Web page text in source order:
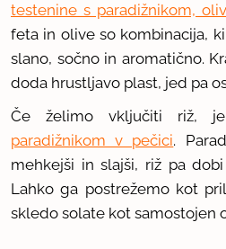
testenine s paradižnikom,
feta in olive so kombinacija,
slano, sočno in aromatično.
doda hrustljavo plast, jed pa
Če želimo vključiti riž,
paradižnikom v pečici.
mehkejši in slajši, riž pa
Lahko ga postrežemo kot
skledo solate kot samostojen